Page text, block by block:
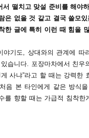
서 떨치고 맞설 준비를 해야
은 없을 것 같고 결국 쓸모
한 글에 특히 이런 때 힘을
야기도, 상대와의 관계에 따
습니다. 포장마차에서 친우
사냐”라고 할 때는 강력한
음 본 타인에게 같은 방식
를 향할 때는 가급적 침착한